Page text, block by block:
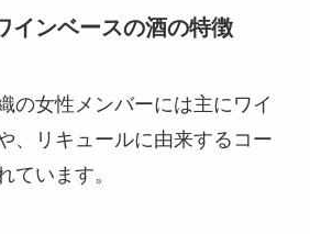
インベースの酒の特徴
の女性メンバーには主にワイ
、リキュールに由来するコー
ています。